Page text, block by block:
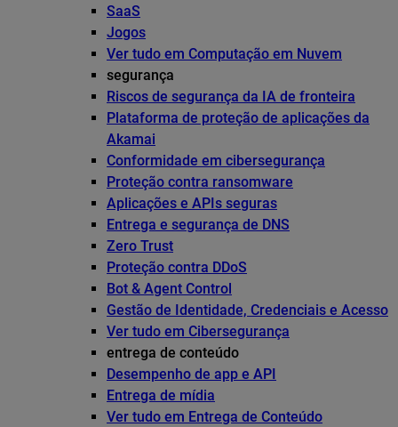
SaaS
Jogos
Ver tudo em Computação em Nuvem
segurança
Riscos de segurança da IA de fronteira
Plataforma de proteção de aplicações da
Akamai
Conformidade em cibersegurança
Proteção contra ransomware
Aplicações e APIs seguras
Entrega e segurança de DNS
Zero Trust
Proteção contra DDoS
Bot & Agent Control
Gestão de Identidade, Credenciais e Acesso
Ver tudo em Cibersegurança
entrega de conteúdo
Desempenho de app e API
Entrega de mídia
Ver tudo em Entrega de Conteúdo